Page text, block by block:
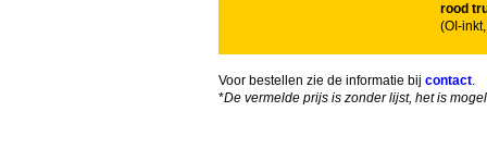
rood
(OI-
Voor bestellen zie de informatie bij contact.
*De vermelde prijs is zonder lijst, het is